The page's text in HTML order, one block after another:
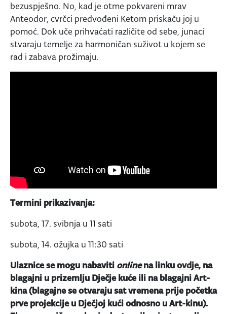
bezuspješno. No, kad je otme pokvareni mrav
Anteodor, cvrčci predvođeni Ketom priskaču joj u
pomoć. Dok uče prihvaćati različite od sebe, junaci
stvaraju temelje za harmoničan suživot u kojem se
rad i zabava prožimaju.
Termini prikazivanja:
subota, 17. svibnja u 11 sati
subota, 14. ožujka u 11:30 sati
Ulaznice se mogu nabaviti onlinena linkuovdje, na
blagajni u prizemlju Dječje kuće ili na blagajni Art-
kina (blagajne se otvaraju sat vremena prije početka
prve projekcije u Dječjoj kući odnosno u Art-kinu).